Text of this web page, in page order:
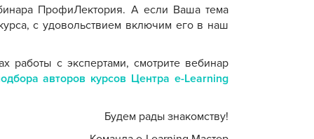
ПрофиЛектория. А если Ваша тема
с удовольствием включим его в наш
работы с экспертами, смотрите вебинар
авторов курсов Центра e-Learning
Будем рады знакомству!